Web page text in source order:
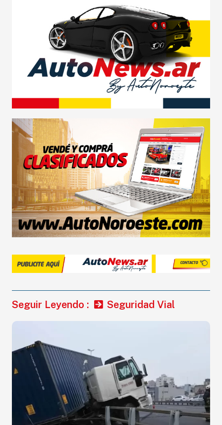
LANZAMIENTOS
INDUSTRIAS
MOTOS
CAMIONES
COMPETICIÓN
SERVICIOS
SEGURIDAD VIAL
RESP. SOCIAL
CLASIFICADOS
Seguir Leyendo : Seguridad Vial